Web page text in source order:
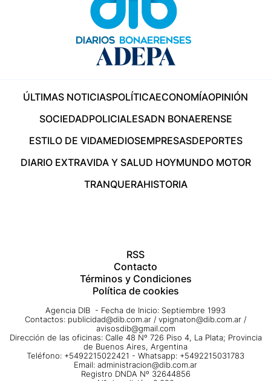
ÚLTIMAS NOTICIASPOLÍTICAECONOMÍAOPINIÓN
SOCIEDADPOLICIALESADN BONAERENSE
ESTILO DE VIDAMEDIOSEMPRESASDEPORTES
DIARIO EXTRAVIDA Y SALUD HOYMUNDO MOTOR
TRANQUERAHISTORIA
RSS
Contacto
Términos y Condiciones
Política de cookies
Agencia DIB - Fecha de Inicio: Septiembre 1993
Contactos: publicidad@dib.com.ar / vpignaton@dib.com.ar /
avisosdib@gmail.com
Dirección de las oficinas: Calle 48 Nº 726 Piso 4, La Plata; Provincia
de Buenos Aires, Argentina
Teléfono: +5492215022421 - Whatsapp: +5492215031783
Email: administracion@dib.com.ar
Registro DNDA Nº 32644856